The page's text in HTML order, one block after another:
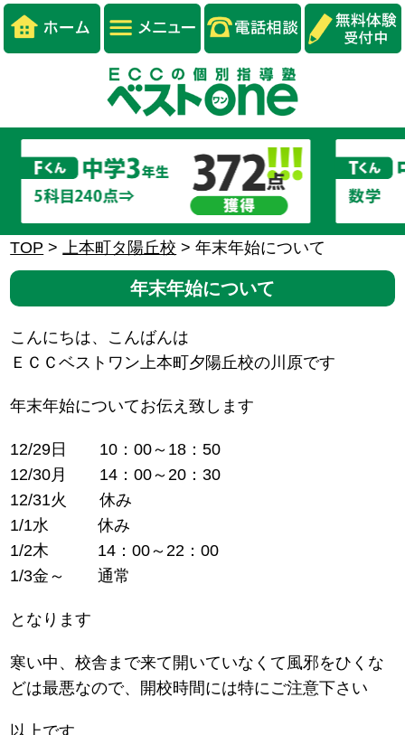
TOP >上本町タ陽丘校 >年末年始について
年末年始について
こんにちは、こんばんは
ＥＣＣベストワン上本町夕陽丘校の川原です
年末年始についてお伝え致します
12/29日 10：00～18：50
12/30月 14：00～20：30
12/31火 休み
1/1水 休み
1/2木 14：00～22：00
1/3金～ 通常
となります
寒い中、校舎まで来て開いていなくて風邪をひくな
どは最悪なので、開校時間には特にご注意下さい